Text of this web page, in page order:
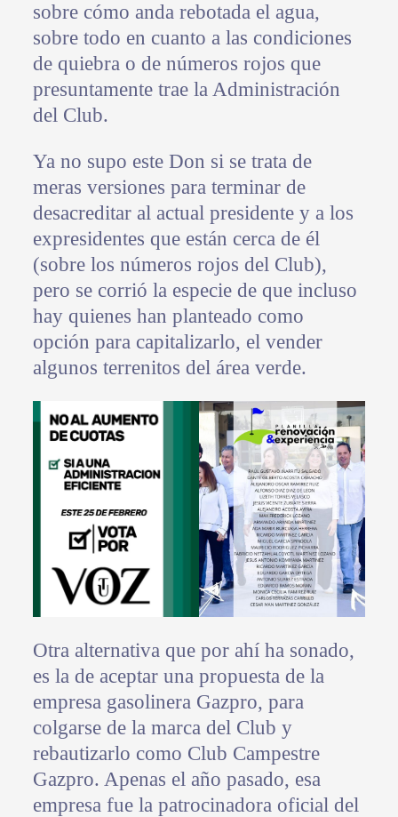
sobre cómo anda rebotada el agua,
sobre todo en cuanto a las condiciones
de quiebra o de números rojos que
presuntamente trae la Administración
del Club.
Ya no supo este Don si se trata de
meras versiones para terminar de
desacreditar al actual presidente y a los
expresidentes que están cerca de él
(sobre los números rojos del Club),
pero se corrió la especie de que incluso
hay quienes han planteado como
opción para capitalizarlo, el vender
algunos terrenitos del área verde.
Otra alternativa que por ahí ha sonado,
es la de aceptar una propuesta de la
empresa gasolinera Gazpro, para
colgarse de la marca del Club y
rebautizarlo como Club Campestre
Gazpro. Apenas el año pasado, esa
empresa fue la patrocinadora oficial del